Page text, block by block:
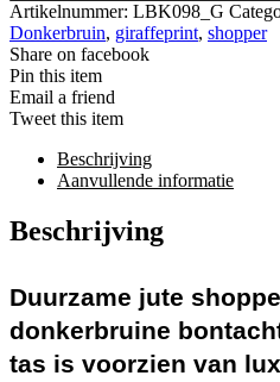
Artikelnummer: LBK098_G
Donkerbruin, giraffeprint, shopper
Share on facebook
Pin this item
Email a friend
Tweet this item
Beschrijving
Aanvullende informatie
Beschrijving
Duurzame jute
donkerbruine
tas is voorzien van